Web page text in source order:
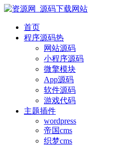
首页
程序源码热
网站源码
小程序源码
微擎模块
App源码
软件源码
游戏代码
主题插件
wordpress
帝国cms
织梦cms